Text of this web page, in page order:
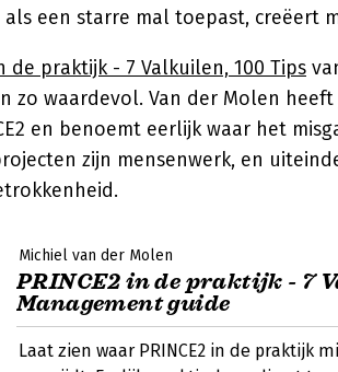
als een starre mal toepast, creëert
de praktijk - 7 Valkuilen, 100 Tips
zo waardevol. Van der Molen
en benoemt eerlijk waar het
zijn mensenwerk, en
Michiel van der Molen
PRINCE2 in de praktijk - 7
Management guide
Laat zien waar PRINCE2 in de praktijk